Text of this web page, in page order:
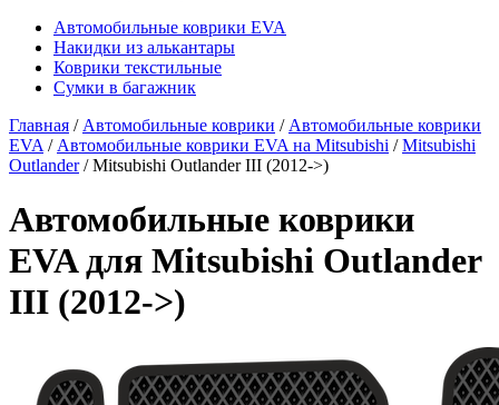
Автомобильные коврики EVA
Накидки из алькантары
Коврики текстильные
Сумки в багажник
Главная / Автомобильные коврики / Автомобильные коврики
EVA / Автомобильные коврики EVA на Mitsubishi /Mitsubishi
Outlander/ Mitsubishi Outlander III (2012->)
Автомобильные коврики
EVA для Mitsubishi Outlander
III (2012->)